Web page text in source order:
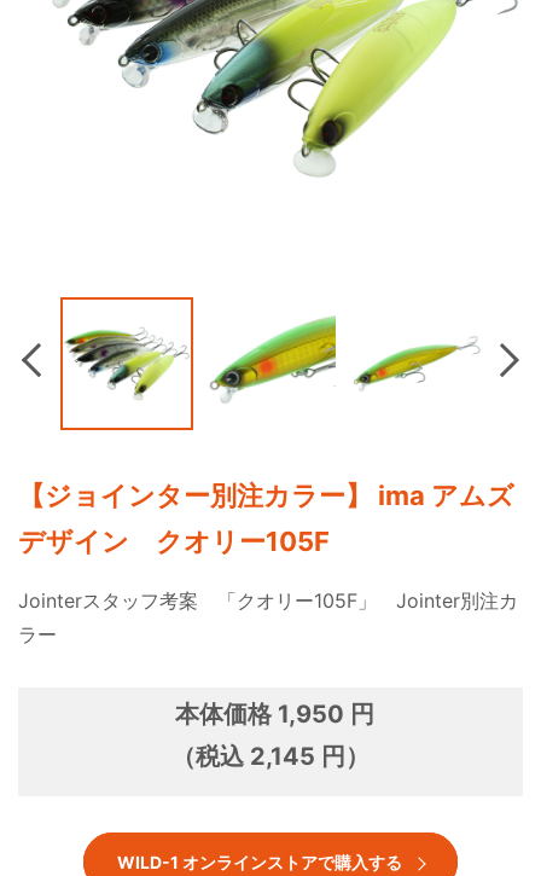
Previous
Next
【ジョインター別注カラー】 ima アムズ
デザイン クオリー105F
Jointerスタッフ考案 「クオリー105F」 Jointer別注カ
ラー
本体価格 1,950 円
（税込 2,145 円）
WILD-1 オンラインストアで購入する